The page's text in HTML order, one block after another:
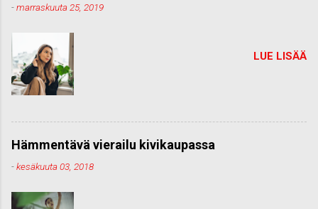
-marraskuuta 25, 2019
LUE LISÄÄ
Hämmentävä vierailu kivikaupassa
-kesäkuuta 03, 2018